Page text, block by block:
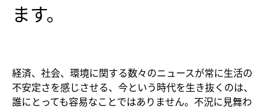
ます。
経済、社会、環境に関する数々のニュースが常に生活の
不安定さを感じさせる、今という時代を生き抜くのは、
誰にとっても容易なことではありません。不況に見舞わ